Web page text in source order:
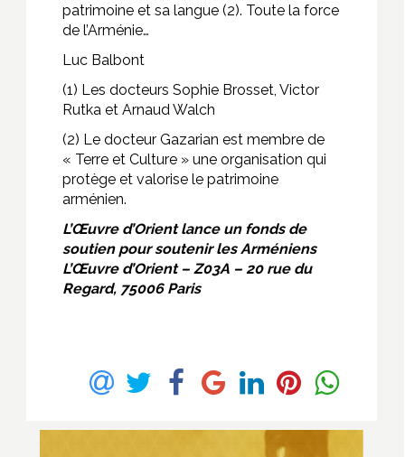
patrimoine et sa langue (2). Toute la force
de l’Arménie…
Luc Balbont
(1) Les docteurs Sophie Brosset, Victor
Rutka et Arnaud Walch
(2) Le docteur Gazarian est membre de
« Terre et Culture » une organisation qui
protège et valorise le patrimoine
arménien.
L’Œuvre d’Orient lance un fonds de
soutien pour soutenir les Arméniens
L’Œuvre d’Orient – Z03A – 20 rue du
Regard, 75006 Paris